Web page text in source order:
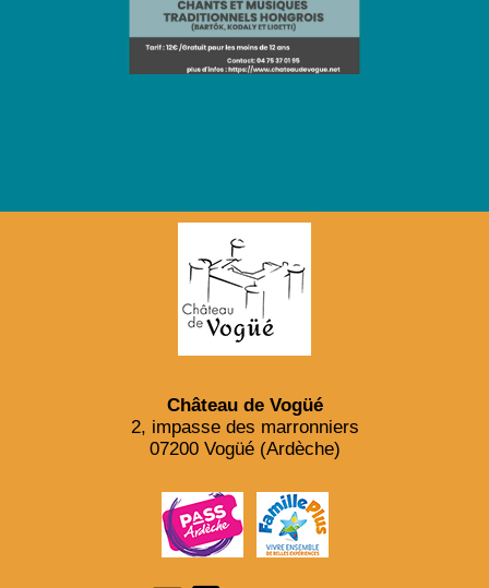
Château de Vogüé
2, impasse des marronniers
07200 Vogüé (Ardèche)